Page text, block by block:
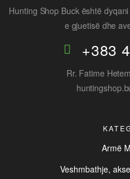
Hunting Shop Buck është
e gjuetisë dhe
+383
Rr. Fatime
Armë
Veshmbathje,